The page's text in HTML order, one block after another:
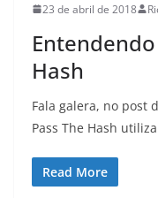
23 de abril de 2018
Hash
Fala galera, no post
Pass The Hash
Read More